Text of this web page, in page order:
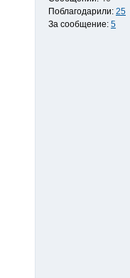
Поблагодарили: 25
За сообщение: 5